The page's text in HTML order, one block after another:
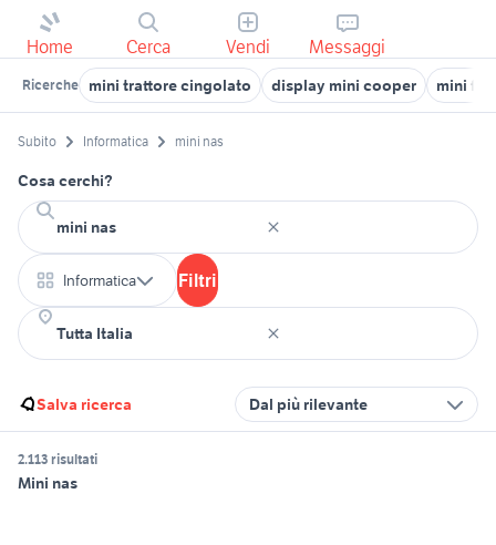
Home Cerca Vendi Messaggi
Ricerche mini trattore cingolato display mini cooper mini
Subito Informatica mini nas
Cosa cerchi?
Informatica Filtri
Salva ricerca Dal più rilevante
2.113 risultati
Mini nas